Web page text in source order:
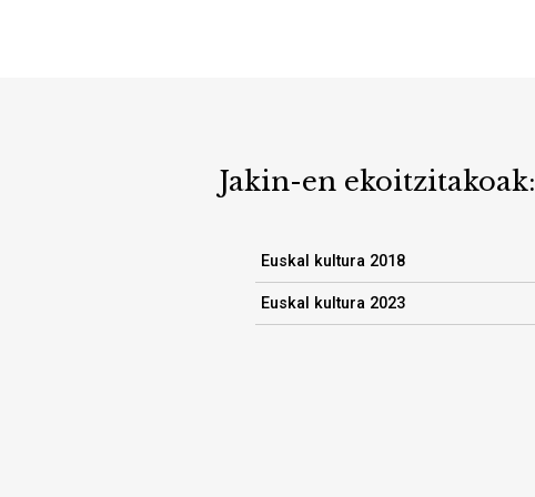
Jakin-en ekoitzitakoak:
Euskal kultura 2018
Euskal kultura 2023